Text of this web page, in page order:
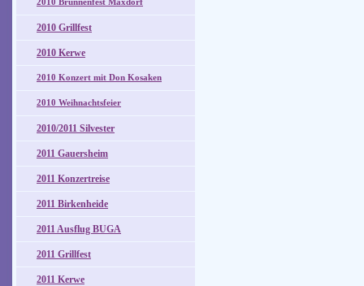
2010 Brunnenfest Maxdorf
2010 Grillfest
2010 Kerwe
2010 Konzert mit Don Kosaken
2010 Weihnachtsfeier
2010/2011 Silvester
2011 Gauersheim
2011 Konzertreise
2011 Birkenheide
2011 Ausflug BUGA
2011 Grillfest
2011 Kerwe